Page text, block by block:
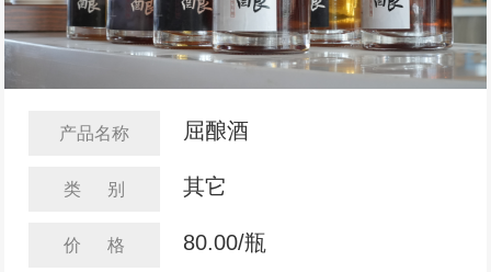
产品名称 屈酿酒
类 别 其它
价 格 80.00/瓶